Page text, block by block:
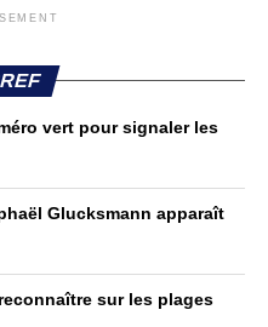
vert pour signaler les
Glucksmann apparaît
sur les plages